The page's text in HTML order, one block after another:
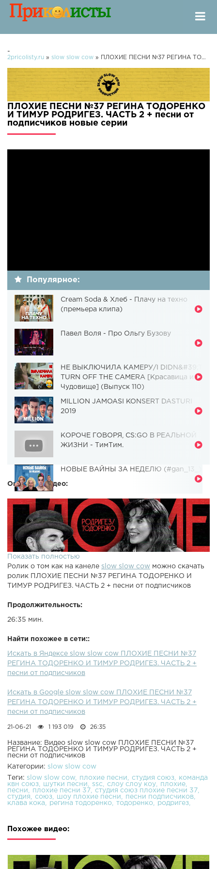
-
2pricolisty.ru » slow slow cow » ПЛОХИЕ ПЕСНИ №37 РЕГИНА ТОДОРЕНКО И ТИМУР РОДРИГЕЗ. ЧАСТЬ 2 + песни от подписчиков
ПЛОХИЕ ПЕСНИ №37 РЕГИНА ТОДОРЕНКО
И ТИМУР РОДРИГЕЗ. ЧАСТЬ 2 + песни от
подписчиков новые серии
Популярное:
Cream Soda & Хлеб - Плачу на техно
(премьера клипа)
Павел Воля - Про Ольгу Бузову
НЕ ВЫКЛЮЧИЛА КАМЕРУ/I DIDN&#39;T
TURN OFF THE CAMERA [Красавица и
Чудовище] (Выпуск 110)
MILLION JAMOASI KONSERT DASTURI
2019
КОРОЧЕ ГОВОРЯ, CS:GO В РЕАЛЬНОЙ
ЖИЗНИ - ТимТим.
НОВЫЕ ВАЙНЫ ЗА НЕДЕЛЮ (#gan_13_)
Описание видео:
Показать полностью
Ролик о том как на канеле slow slow cow можно скачать
ролик ПЛОХИЕ ПЕСНИ №37 РЕГИНА ТОДОРЕНКО И
ТИМУР РОДРИГЕЗ. ЧАСТЬ 2 + песни от подписчиков
Продолжительность:
26:35 мин.
Найти похожее в сети::
Искать в Яндексе slow slow cow ПЛОХИЕ ПЕСНИ №37
РЕГИНА ТОДОРЕНКО И ТИМУР РОДРИГЕЗ. ЧАСТЬ 2 +
песни от подписчиков
Искать в Google slow slow cow ПЛОХИЕ ПЕСНИ №37
РЕГИНА ТОДОРЕНКО И ТИМУР РОДРИГЕЗ. ЧАСТЬ 2 +
песни от подписчиков
21-06-21 1 193 019 26:35
Название: Видео slow slow cow ПЛОХИЕ ПЕСНИ №37
РЕГИНА ТОДОРЕНКО И ТИМУР РОДРИГЕЗ. ЧАСТЬ 2 +
песни от подписчиков
Категории: slow slow cow
Теги: slow slow cow плохие песни студия союз
команда
квн союз
шутки песни ssc слоу слоу коу
плохие
песни
плохие песни 37
студия союз плохие песни 37
студия
союз шоу плохие песни
песни подписчиков
клава кока
регина тодоренко тодоренко родригез
Похожее видео: